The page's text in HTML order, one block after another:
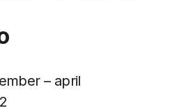
– april